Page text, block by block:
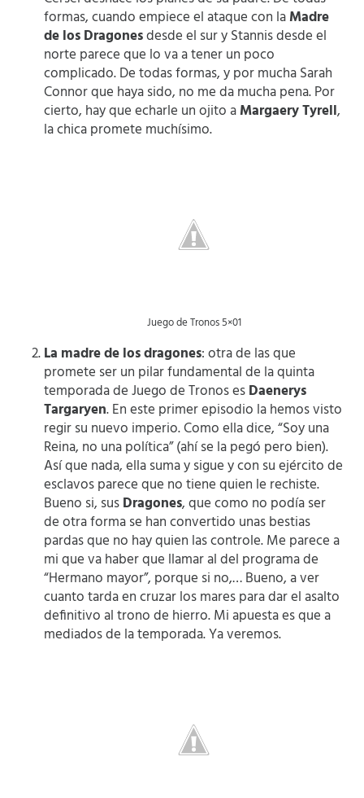
formas, cuando empiece el ataque con laMadre
de los Dragonesdesde el sur y Stannis desde el
norte parece que lo va a tener un poco
complicado. De todas formas, y por mucha Sarah
Connor que haya sido, no me da mucha pena. Por
cierto, hay que echarle un ojito aMargaery Tyrell,
la chica promete muchísimo.
Juego de Tronos 5×01
La madre de los dragones: otra de las que
promete ser un pilar fundamental de la quinta
temporada de Juego de Tronos esDaenerys
Targaryen. En este primer episodio la hemos visto
regir su nuevo imperio. Como ella dice, “Soy una
Reina, no una política” (ahí se la pegó pero bien).
Así que nada, ella suma y sigue y con su ejército de
esclavos parece que no tiene quien le rechiste.
Bueno si, susDragones, que como no podía ser
de otra forma se han convertido unas bestias
pardas que no hay quien las controle. Me parece a
mi que va haber que llamar al del programa de
“Hermano mayor”, porque si no,… Bueno, a ver
cuanto tarda en cruzar los mares para dar el asalto
definitivo al trono de hierro. Mi apuesta es que a
mediados de la temporada. Ya veremos.